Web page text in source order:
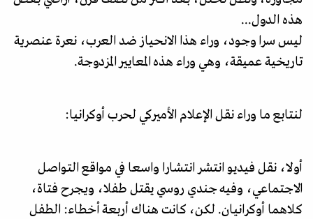
هذه الدول...
ليس سرا وجود، وراء هذا الانحياز ضد العرب، نعرة عنصرية
تاريخية عميقة، وهي وراء هذه المعايير المزدوجة.
لنتابع ما وراء نقل الإعلام الأميركي لحرب أوكرانيا:
أولا، نقل فيديو انتشر انتشارا واسعا في مواقع التواصل
الاجتماعي، وفيه جندي روسي يقتل طفلا، ويجرح فتاة،
كلاهما أوكرانيان. لكن، كانت هناك أربعة أخطاء: الطفل